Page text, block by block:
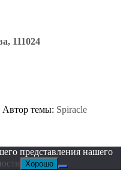
111024
Автор темы: Spiracle
представления нашего
Хорошо